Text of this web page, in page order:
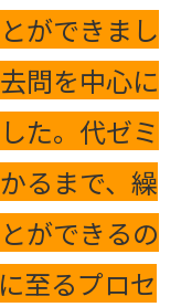
ができまし
問を中心に
た。代ゼミ
るまで、繰
ができるの
至るプロセ